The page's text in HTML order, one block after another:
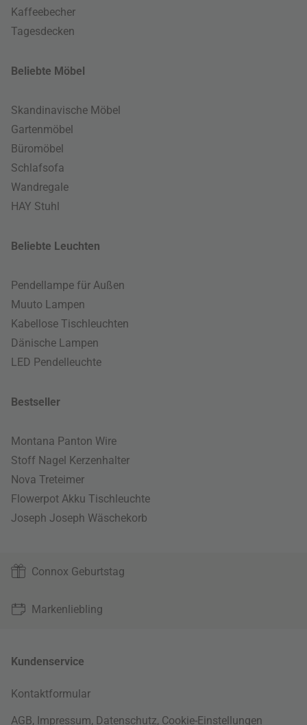
Kaffeebecher
Tagesdecken
Beliebte Möbel
Skandinavische Möbel
Gartenmöbel
Büromöbel
Schlafsofa
Wandregale
HAY Stuhl
Beliebte Leuchten
Pendellampe für Außen
Muuto Lampen
Kabellose Tischleuchten
Dänische Lampen
LED Pendelleuchte
Bestseller
Montana Panton Wire
Stoff Nagel Kerzenhalter
Nova Treteimer
Flowerpot Akku Tischleuchte
Joseph Joseph Wäschekorb
Connox Geburtstag
Markenliebling
Kundenservice
Kontaktformular
AGB, Impressum, Datenschutz, Cookie-Einstellungen